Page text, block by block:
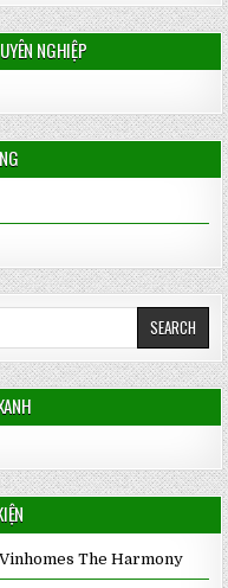
NGHIỆP
The Harmony